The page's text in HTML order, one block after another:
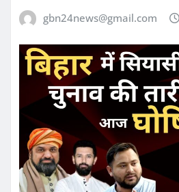
gbn24news@gmail.com